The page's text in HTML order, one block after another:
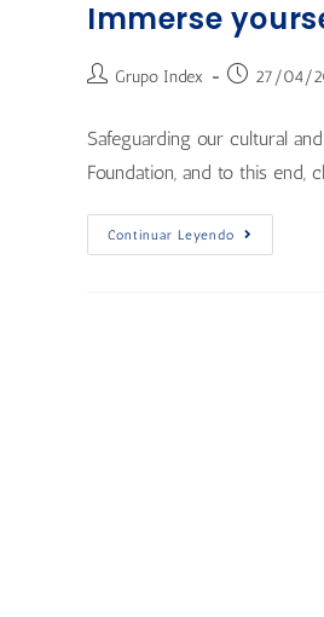
Immerse
Grupo Index 27/04/
Safeguarding our cultural
Foundation, and to this end,
Continuar Leyendo